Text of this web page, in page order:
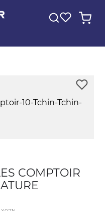
COMPTOIR